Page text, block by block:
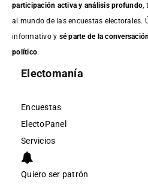
participación activa y análisis profundo
al mundo de las encuestas electorales.
informativo y sé parte de la
político.
Electomanía
Encuestas
ElectoPanel
Servicios
Quiero ser patrón